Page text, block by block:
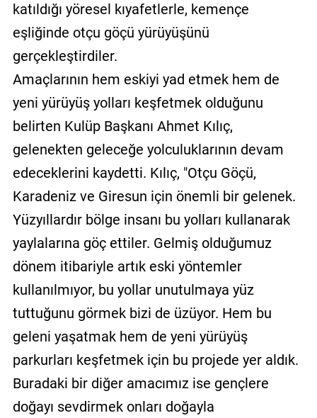
katıldığı yöresel kıyafetlerle, kemençe
eşliğinde otçu göçü yürüyüşünü
gerçekleştirdiler.
Amaçlarının hem eskiyi yad etmek hem de
yeni yürüyüş yolları keşfetmek olduğunu
belirten Kulüp Başkanı Ahmet Kılıç,
gelenekten geleceğe yolculuklarının devam
edeceklerini kaydetti. Kılıç, "Otçu Göçü,
Karadeniz ve Giresun için önemli bir gelenek.
Yüzyıllardır bölge insanı bu yolları kullanarak
yaylalarına göç ettiler. Gelmiş olduğumuz
dönem itibariyle artık eski yöntemler
kullanılmıyor, bu yollar unutulmaya yüz
tuttuğunu görmek bizi de üzüyor. Hem bu
geleni yaşatmak hem de yeni yürüyüş
parkurları keşfetmek için bu projede yer aldık.
Buradaki bir diğer amacımız ise gençlere
doğayı sevdirmek onları doğayla